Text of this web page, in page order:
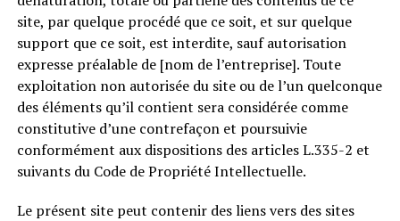
site, par quelque procédé que ce soit, et sur quelque
support que ce soit, est interdite, sauf autorisation
expresse préalable de [nom de l’entreprise]. Toute
exploitation non autorisée du site ou de l’un quelconque
des éléments qu’il contient sera considérée comme
constitutive d’une contrefaçon et poursuivie
conformément aux dispositions des articles L.335-2 et
suivants du Code de Propriété Intellectuelle.
Le présent site peut contenir des liens vers des sites